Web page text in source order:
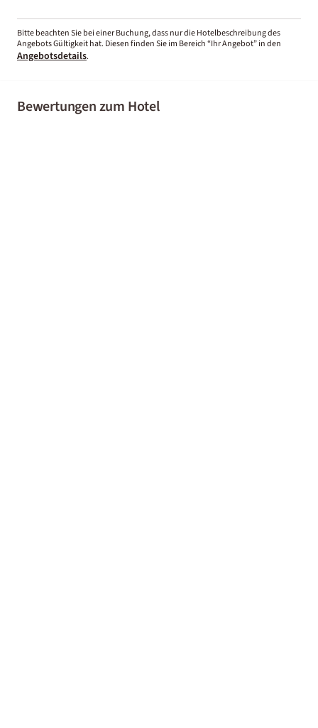
Bitte beachten Sie bei einer Buchung, dass nur die Hotelbeschreibung des
Angebots Gültigkeit hat. Diesen finden Sie im Bereich “Ihr Angebot” in den
Angebotsdetails.
Bewertungen zum Hotel